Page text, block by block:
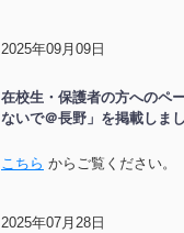
2025年09月09日
在校生・保護者の方へのペ
ないで＠長野」を掲載しま
こちら からご覧ください。
2025年07月28日